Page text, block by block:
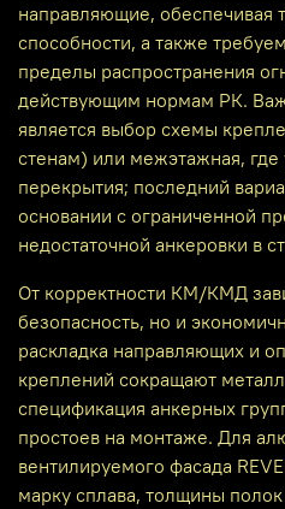
направляющие, обеспечивая
способности, а также
пределы распространения
действующим нормам РК.
является выбор схемы
стенам) или межэтажная,
перекрытия; последний
основании с ограниченной
недостаточной анкеровки в
От корректности КМ/КМД
безопасность, но и
раскладка направляющих и
креплений сокращают
спецификация анкерных
простоев на монтаже. Для
вентилируемого фасада
марку сплава, толщины